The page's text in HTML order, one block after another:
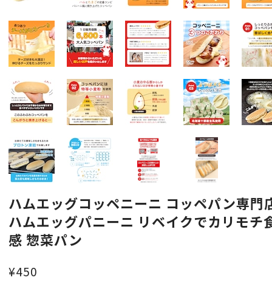
ハムエッグコッペニーニ コッペパン専門
ハムエッグパニーニ リベイクでカリモチ
感 惣菜パン
¥450